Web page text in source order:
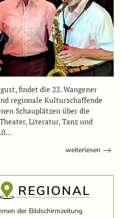
findet die 22. Wangener
regionale Kulturschaffende
Schauplätzen über die
Literatur, Tanz und
weiterlesen
der Bildschirmzeitung